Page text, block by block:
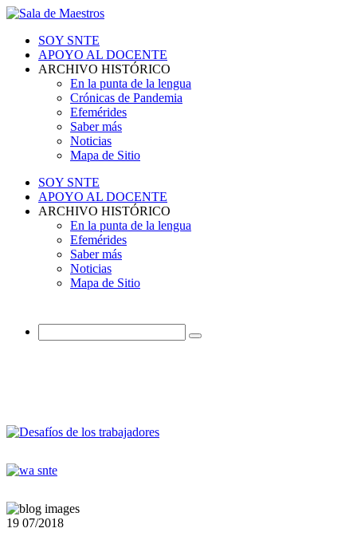
SOY SNTE
APOYO AL DOCENTE
ARCHIVO HISTÓRICO
En la punta de la lengua
Crónicas de Pandemia
Efemérides
Saber más
Noticias
Mapa de Sitio
SOY SNTE
APOYO AL DOCENTE
ARCHIVO HISTÓRICO
En la punta de la lengua
Efemérides
Saber más
Noticias
Mapa de Sitio
19 07/2018